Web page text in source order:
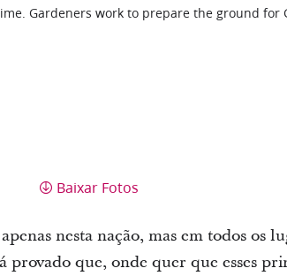
Gardeners work to prepare the ground for
Baixar Fotos
nesta nação, mas em todos os
provado que, onde quer que esses